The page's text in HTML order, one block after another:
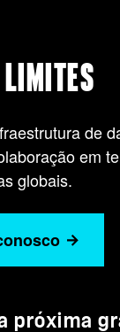
de
em
globais.
próxima